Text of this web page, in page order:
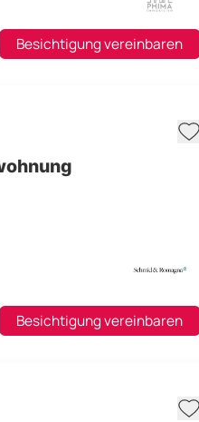
Besichtigung vereinbaren
Besichtigung vereinbaren